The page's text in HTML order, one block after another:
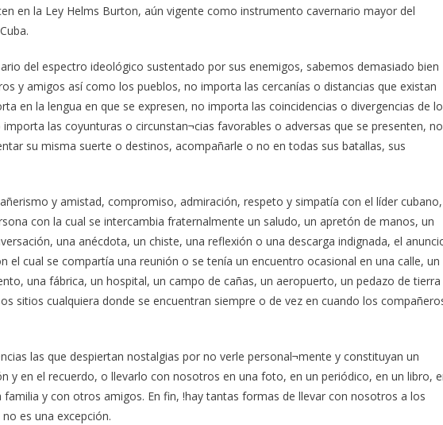
en la Ley Helms Burton, aún vigente como instrumento cavernario mayor del
del espectro ideológico sustentado por sus enemigos, sabemos demasiado bien
y amigos así como los pueblos, no importa las cercanías o distancias que existan
en la lengua en que se expresen, no importa las coincidencias o divergencias de
las coyunturas o circunstan¬cias favorables o adversas que se presenten, no
su misma suerte o destinos, acompañarle o no en todas sus batallas, sus
y amistad, compromiso, admiración, respeto y simpatía con el líder cubano,
con la cual se intercambia fraternalmente un saludo, un apretón de manos, un
una anécdota, un chiste, una reflexión o una descarga indignada, el
el cual se compartía una reunión o se tenía un encuentro ocasional en una calle, un
una fábrica, un hospital, un campo de cañas, un aeropuerto, un pedazo de tierra
sitios cualquiera donde se encuentran siempre o de vez en cuando los
las que despiertan nostalgias por no verle personal¬mente y constituyan un
y en el recuerdo, o llevarlo con nosotros en una foto, en un periódico, en un libro,
y con otros amigos. En fin, !hay tantas formas de llevar con nosotros a los
es una excepción.